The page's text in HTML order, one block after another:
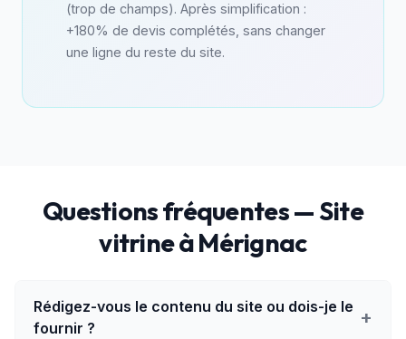
(trop de champs). Après simplification :
+180% de devis complétés, sans changer
une ligne du reste du site.
Questions fréquentes — Site
vitrine à Mérignac
Rédigez-vous le contenu du site ou dois-je le
fournir ?
+